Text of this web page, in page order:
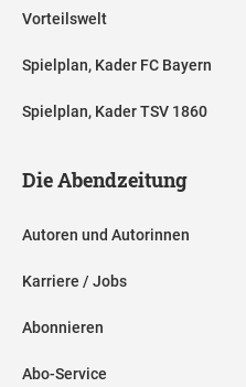
Vorteilswelt
Spielplan, Kader FC Bayern
Spielplan, Kader TSV 1860
Die Abendzeitung
Autoren und Autorinnen
Karriere / Jobs
Abonnieren
Abo-Service